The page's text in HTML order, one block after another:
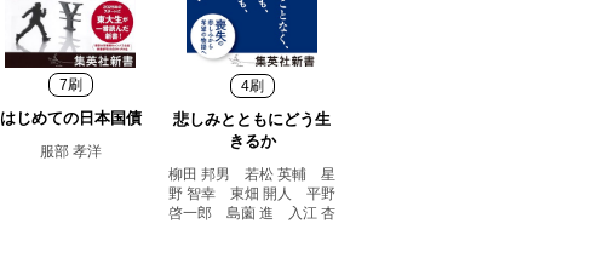
7刷
はじめての日本国債
服部 孝洋
4刷
悲しみとともにどう生
きるか
柳田 邦男 若松 英輔 星
野 智幸 東畑 開人 平野
啓一郎 島薗 進 入江 杏